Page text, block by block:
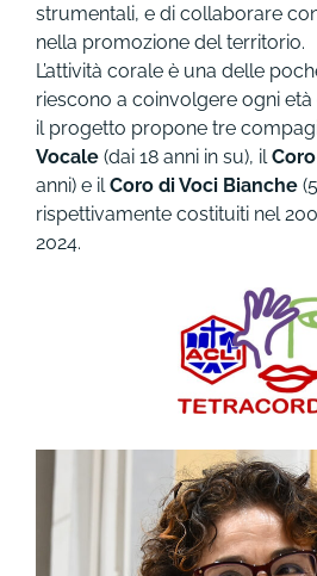
strumentali, e di collaborare
nella promozione del territorio.
L’attività corale è una delle
riescono a coinvolgere ogni
il progetto propone tre
Vocale (dai 18 anni in su), il
anni) e il Coro di Voci Bianche
rispettivamente costituiti nel
2024.